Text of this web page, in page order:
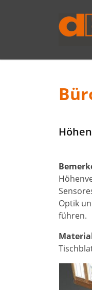
Optik
führen.